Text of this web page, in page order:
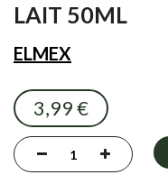
beginning
of
the
images
gallery
LAIT 50ML
ELMEX
3,99 €